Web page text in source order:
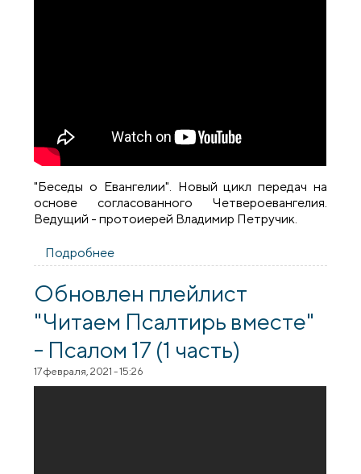
"Беседы о Евангелии". Новый цикл передач на
основе согласованного Четвероевангелия.
Ведущий - протоиерей Владимир Петручик.
Подробнее
храм Пресвятой Богородицы
Обновлен плейлист
"Читаем Псалтирь вместе"
- Псалом 17 (1 часть)
17 февраля, 2021 - 15:26